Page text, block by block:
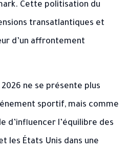
Cette politisation du
transatlantiques et
d’un affrontement
ne se présente plus
sportif, mais comme
d’influencer l’équilibre des
les États Unis dans une